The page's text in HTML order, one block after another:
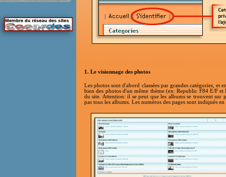
1. Le visionnage des photos
Les photos sont d'abord classées par grandes catégories,
bien des photos d'un même thème (ex: Republic F84 E/F
du site. Attention: il se peut que les albums se trouvent sur
pas tous les albums. Les numéros des pages sont indiqués